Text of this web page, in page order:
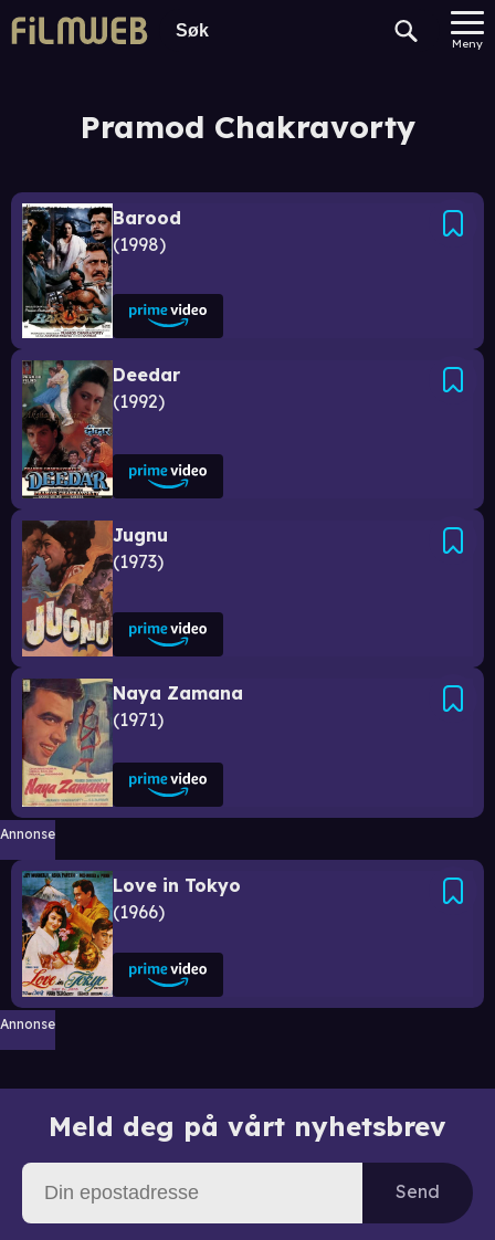
Meny
Pramod Chakravorty
Barood
1998
Deedar
1992
Jugnu
1973
Naya Zamana
1971
Annonse
Love in Tokyo
1966
Annonse
Meld deg på vårt nyhetsbrev
Send